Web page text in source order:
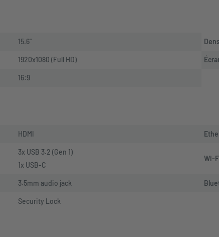
15.6"
1920x1080 (Full HD)
16:9
HDMI
3x USB 3.2 (Gen 1)
1x USB-C
3.5mm audio jack
Security Lock
Wi-